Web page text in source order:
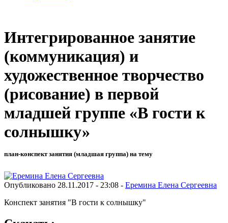
Интегрированное занятие
(коммуникация) и
художественное творчество
(рисование) в первой
младшей группе «В гости к
солнышку»
план-конспект занятия (младшая группа) на тему
Опубликовано 28.11.2017 - 23:08 - Еремина Елена Сергеевна
Конспект занятия "В гости к солнышку"